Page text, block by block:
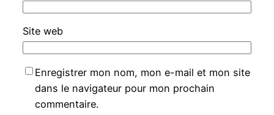
Site web
Enregistrer mon nom, mon e-mail et mon site
dans le navigateur pour mon prochain
commentaire.